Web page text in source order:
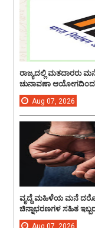
ರಾಜ್ಯದಲ್ಲಿ ಮತದಾರರು
ಚುನಾವಣಾ ಆಯೋಗದಿಂದ
Aug 07, 2026
ವೃದ್ದೆ ಮಹಿಳೆಯ ಮನೆ
ಚಿನ್ನಾಭರಣಗಳ ಸಹಿತ
Aug 07, 2026